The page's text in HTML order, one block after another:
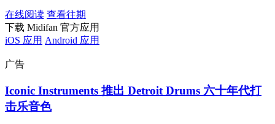
在线阅读 查看往期
下载 Midifan 官方应用
iOS 应用 Android 应用
广告
Iconic Instruments 推出 Detroit Drums 六十年代打
击乐音色